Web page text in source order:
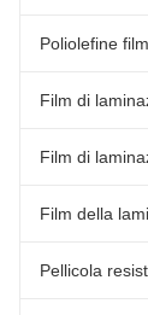
Poliolefine
Film di
Film di
Film della
Pellicola